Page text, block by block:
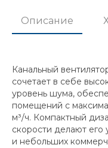
Описание
Канальный
сочетает в себе
уровень шума,
помещений с
м³/ч. Компактный
скорости делают
и небольших